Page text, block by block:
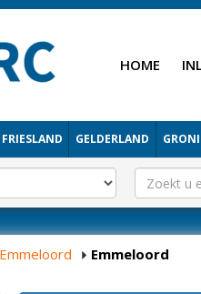
HOME
FRIESLAND GELDERLAND
Emmeloord Emmeloord